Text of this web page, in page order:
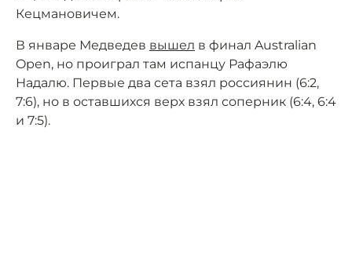
Кецмановичем.
В январе Медведев вышел в финал Australian
Open, но проиграл там испанцу Рафаэлю
Надалю. Первые два сета взял россиянин (6:2,
7:6), но в оставшихся верх взял соперник (6:4, 6:4
и 7:5).